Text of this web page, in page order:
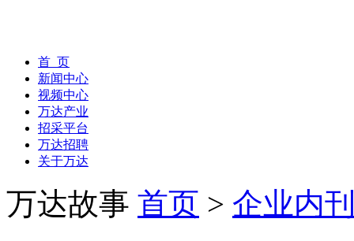
首 页
新闻中心
视频中心
万达产业
招采平台
万达招聘
关于万达
万达故事 首页 > 企业内